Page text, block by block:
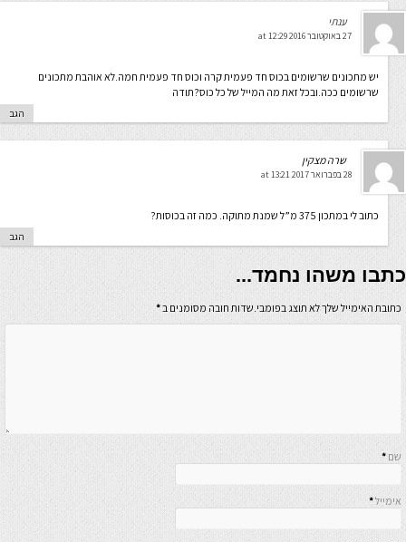
ענתי
27 באוקטובר 2016 at 12:29
יש מתכונים שרשומים בכוס חד פעמית קרה וכוס חד פעמית חמה.לא אוהבת מתכונים
שרשומים ככה.ובכל זאת מה המייל של כל כוס?תודה
הגב
שרה מצקין
28 בפברואר 2017 at 13:21
כתוב לי במתכון 375 מ”ל שמנת מתוקה. כמה זה בכוסות?
הגב
כתבו משהו נחמד...
כתובת האימייל שלך לא תוצג בפומבי.שדות חובה מסומנים ב*
שם *
אימייל*